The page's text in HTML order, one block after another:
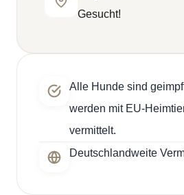
Gesucht!
Alle Hunde sind
werden mit EU-
vermittelt.
Deutschlandweite